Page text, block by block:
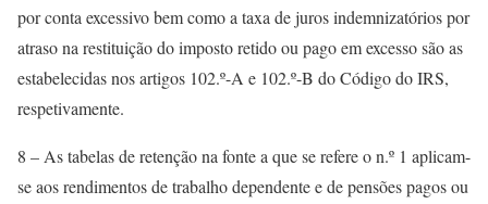
por conta excessivo bem como a taxa de juros indemnizatórios por
atraso na restituição do imposto retido ou pago em excesso são as
estabelecidas nos artigos 102.º-A e 102.º-B do Código do IRS,
respetivamente.
8 – As tabelas de retenção na fonte a que se refere o n.º 1 aplicam-
se aos rendimentos de trabalho dependente e de pensões pagos ou